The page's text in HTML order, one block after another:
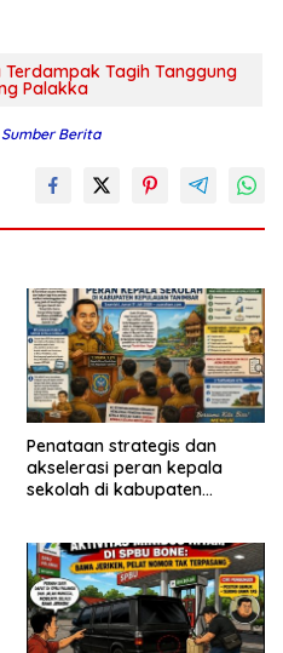
Tagih Tanggung
Palakka
Sumber Berita
Penataan strategis dan
akselerasi peran kepala
sekolah di kabupaten